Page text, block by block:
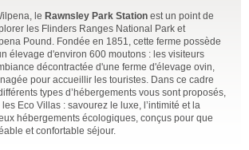
le Rawnsley Park Station est un point de
les Flinders Ranges National Park et
Pound. Fondée en 1851, cette ferme possède
élevage d'environ 600 moutons : les visiteurs
décontractée d'une ferme d'élevage ovin,
pour accueillir les touristes. Dans ce cadre
types d’hébergements vous sont proposés,
Eco Villas : savourez le luxe, l’intimité et la
hébergements écologiques, conçus pour que
et confortable séjour.